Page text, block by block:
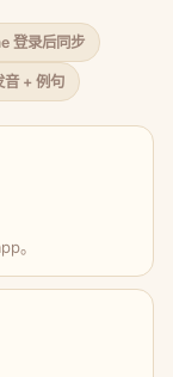
登录后同步
音 + 例句
。